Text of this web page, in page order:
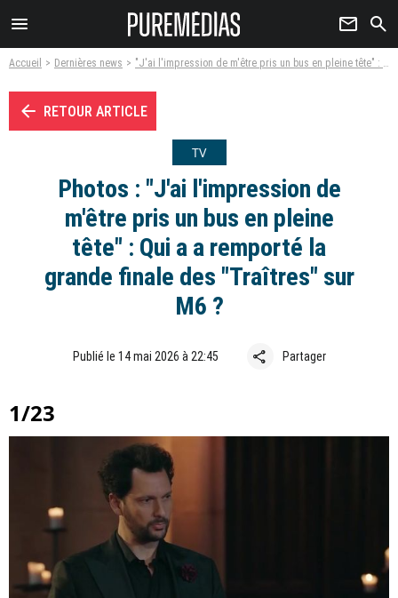
menu newsletter search
Accueil Dernières news "J'ai l'impression de m'être pris un bus en pleine tête" : Qui a a remporté la grande finale des "Traîtres" sur M6 ?
arrow_left RETOUR ARTICLE
TV
Photos : "J'ai l'impression de
m'être pris un bus en pleine
tête" : Qui a a remporté la
grande finale des "Traîtres" sur
M6 ?
Publié le 14 mai 2026 à 22:45 share Partager
1/23